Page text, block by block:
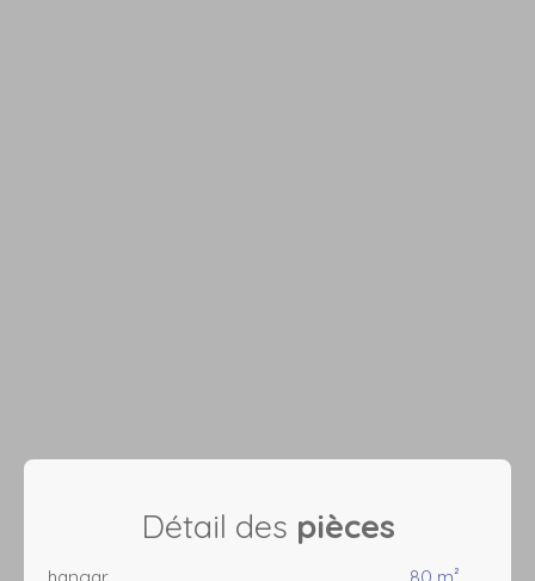
Détail des pièces
hangar 80 m²